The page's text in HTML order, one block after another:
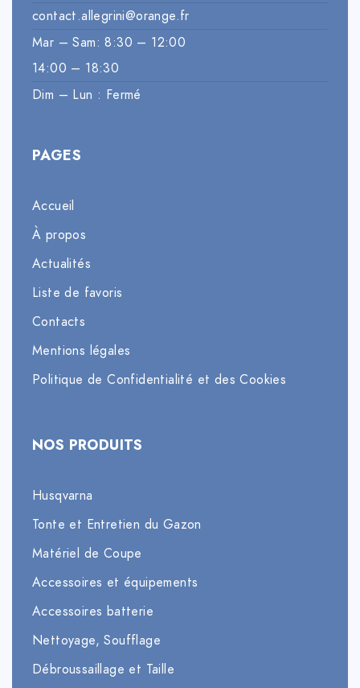
contact.allegrini@orange.fr
Mar – Sam: 8:30 – 12:00
14:00 – 18:30
Dim – Lun : Fermé
PAGES
Accueil
À propos
Actualités
Liste de favoris
Contacts
Mentions légales
Politique de Confidentialité et des Cookies
NOS PRODUITS
Husqvarna
Tonte et Entretien du Gazon
Matériel de Coupe
Accessoires et équipements
Accessoires batterie
Nettoyage, Soufflage
Débroussaillage et Taille